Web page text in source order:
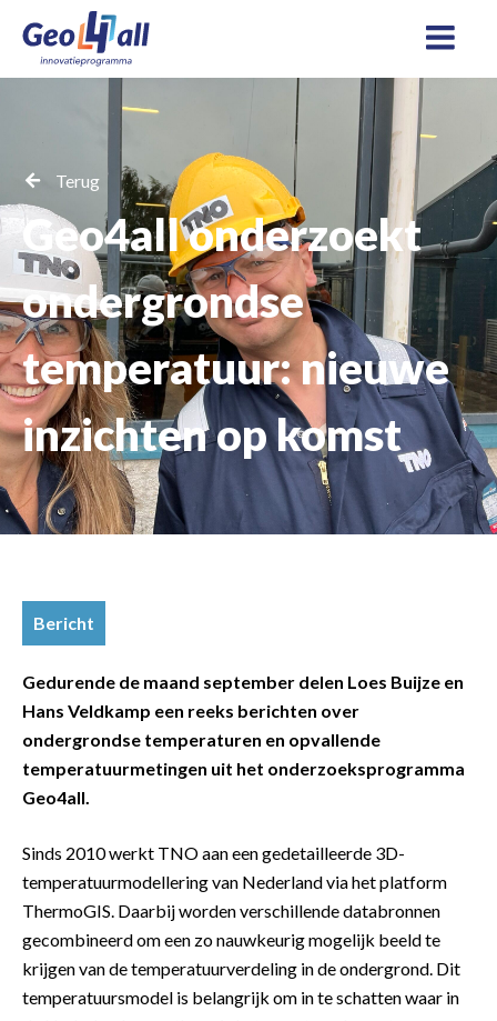
Terug
Geo4all onderzoekt
ondergrondse
temperatuur: nieuwe
inzichten op komst
Bericht
Gedurende de maand september delen Loes Buijze en
Hans Veldkamp een reeks berichten over
ondergrondse temperaturen en opvallende
temperatuurmetingen uit het onderzoeksprogramma
Geo4all.
Sinds 2010 werkt TNO aan een gedetailleerde 3D-
temperatuurmodellering van Nederland via het platform
ThermoGIS. Daarbij worden verschillende databronnen
gecombineerd om een zo nauwkeurig mogelijk beeld te
krijgen van de temperatuurverdeling in de ondergrond. Dit
temperatuursmodel is belangrijk om in te schatten waar in